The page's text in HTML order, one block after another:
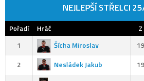
NEJLEPŠÍ STŘELCI
Pořadí Hráč Z
1
Šícha Miroslav 19
2
Nesládek Jakub 19